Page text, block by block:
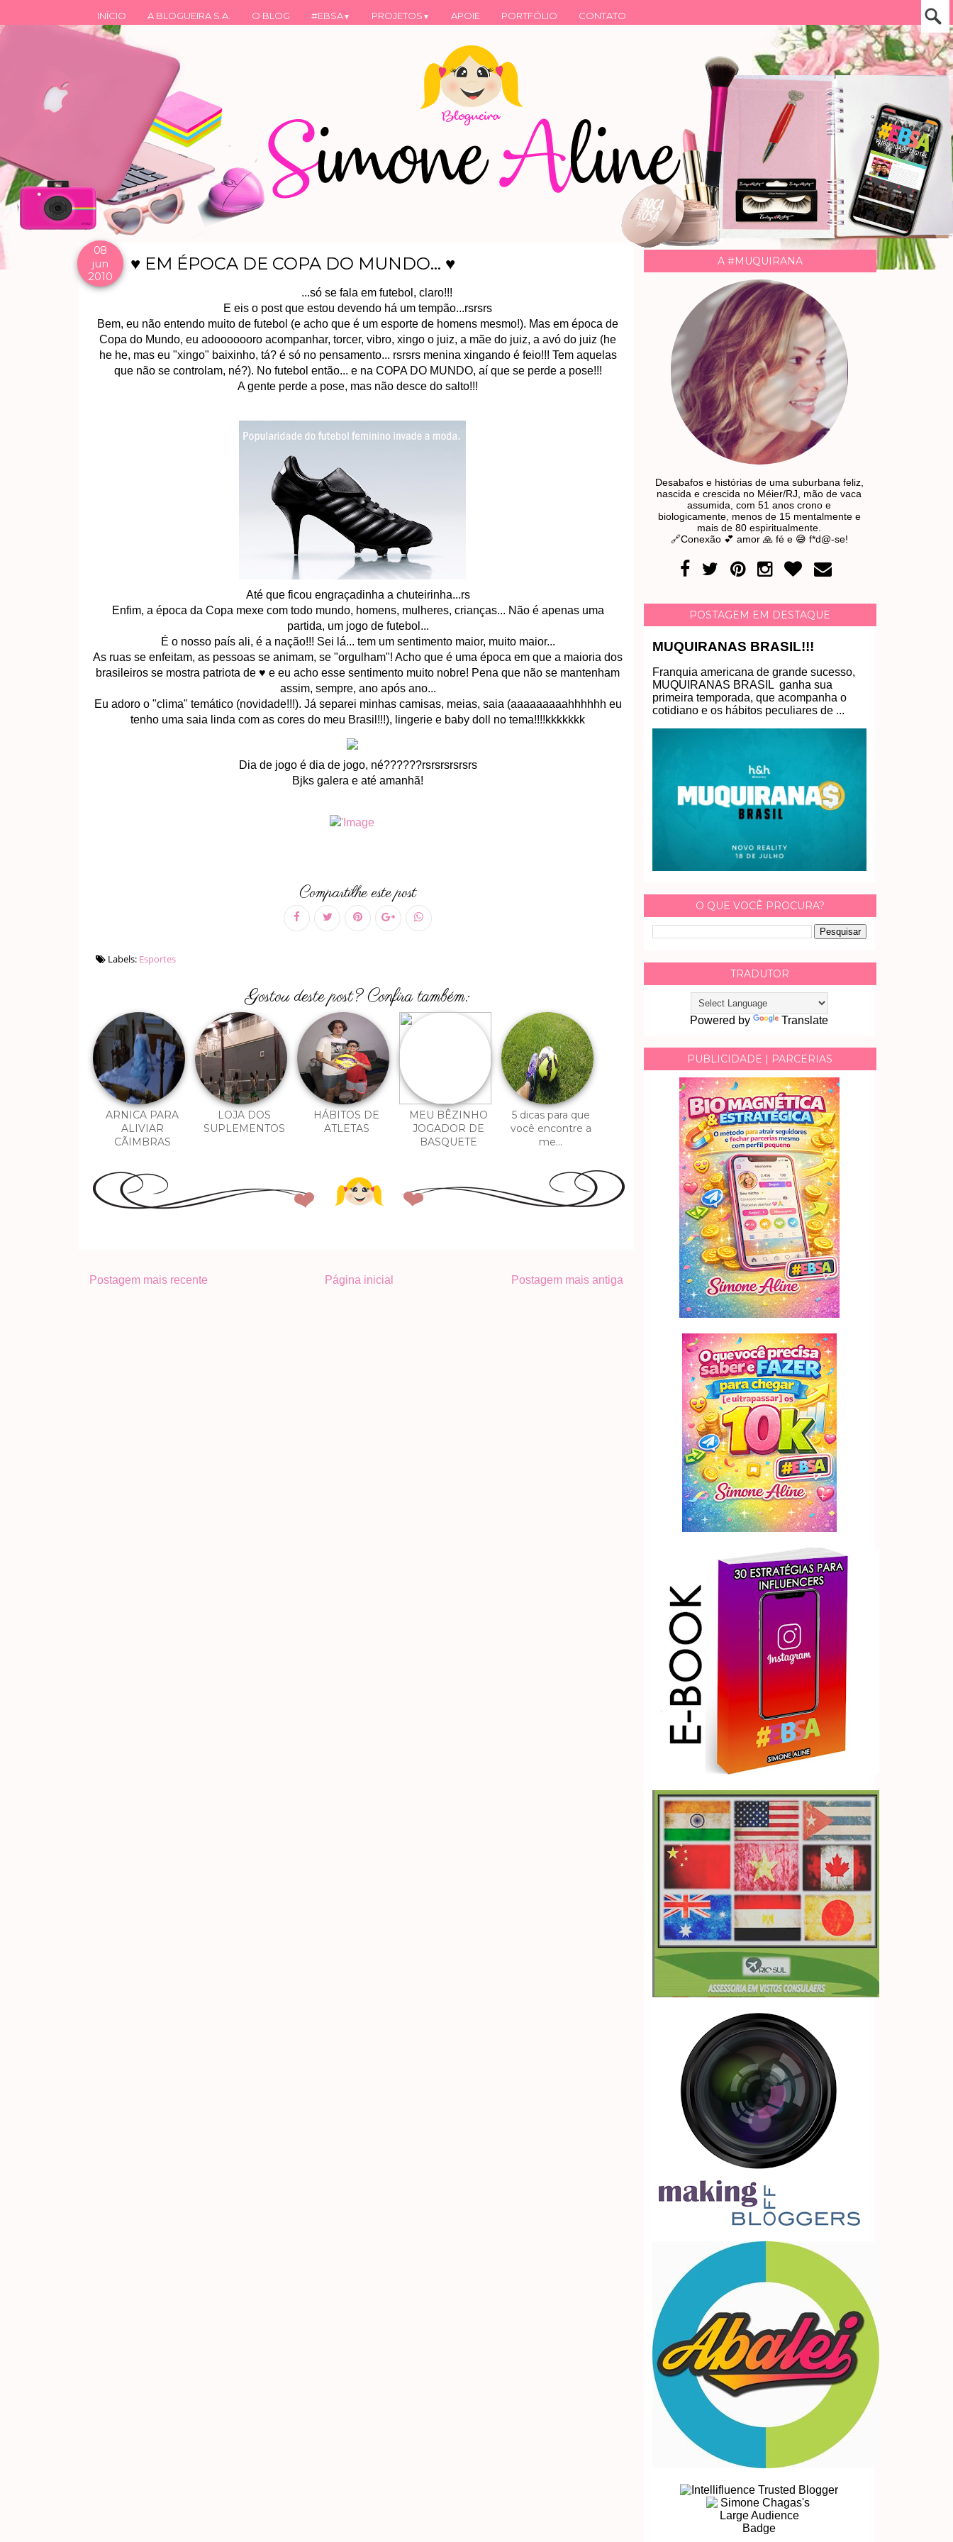
INÍCIO A BLOGUEIRA S.A. O BLOG #EBSA▼ PROJETOS ▼ APOIE PORTFÓLIO CONTATO
08
jun
2010
♥ EM ÉPOCA DE COPA DO MUNDO... ♥
...só se fala em futebol, claro!!!
E eis o post que estou devendo há um tempão...rsrsrs
Bem, eu não entendo muito de futebol (e acho que é um esporte de homens mesmo!). Mas em época de
Copa do Mundo, eu adooooooro acompanhar, torcer, vibro, xingo o juiz, a mãe do juiz, a avó do juiz (he
he he, mas eu "xingo" baixinho, tá? é só no pensamento... rsrsrs menina xingando é feio!!! Tem aquelas
que não se controlam, né?). No futebol então... e na COPA DO MUNDO, aí que se perde a pose!!!
A gente perde a pose, mas não desce do salto!!!
Até que ficou engraçadinha a chuteirinha...rs
Enfim, a época da Copa mexe com todo mundo, homens, mulheres, crianças... Não é apenas uma
partida, um jogo de futebol...
É o nosso país ali, é a nação!!! Sei lá... tem um sentimento maior, muito maior...
As ruas se enfeitam, as pessoas se animam, se "orgulham"! Acho que é uma época em que a maioria dos
brasileiros se mostra patriota de ♥ e eu acho esse sentimento muito nobre! Pena que não se mantenham
assim, sempre, ano após ano...
Eu adoro o "clima" temático (novidade!!!). Já separei minhas camisas, meias, saia (aaaaaaaaahhhhhh eu
tenho uma saia linda com as cores do meu Brasil!!!), lingerie e baby doll no tema!!!!kkkkkkk
Dia de jogo é dia de jogo, né??????rsrsrsrsrsrs
Bjks galera e até amanhã!
Compartilhe este post
Labels: Esportes
Gostou deste post? Confira também:
ARNICA PARA
ALIVIAR
CÃIMBRAS
LOJA DOS
SUPLEMENTOS
HÁBITOS DE
ATLETAS
MEU BÊZINHO
JOGADOR DE
BASQUETE
5 dicas para que
você encontre a
me...
Postagem mais recente Postagem mais antiga
Página inicial
A #MUQUIRANA
Desabafos e histórias de uma suburbana feliz,
nascida e crescida no Méier/RJ, mão de vaca
assumida, com 51 anos crono e
biologicamente, menos de 15 mentalmente e
mais de 80 espiritualmente.
🔗Conexão 💕 amor 🙏 fé e 😅 f*d@-se!
POSTAGEM EM DESTAQUE
MUQUIRANAS BRASIL!!!
Franquia americana de grande sucesso,
MUQUIRANAS BRASIL ganha sua
primeira temporada, que acompanha o
cotidiano e os hábitos peculiares de ...
O QUE VOCÊ PROCURA?
TRADUTOR
Powered by Translate
PUBLICIDADE | PARCERIAS